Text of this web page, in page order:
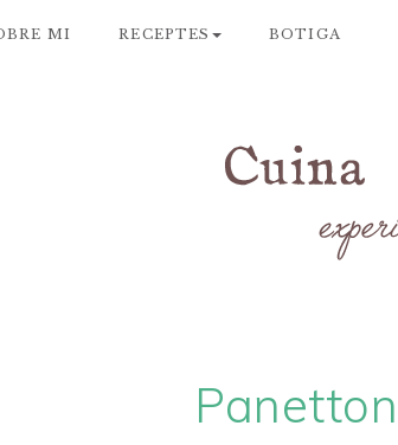
MI RECEPTES BOTIGA